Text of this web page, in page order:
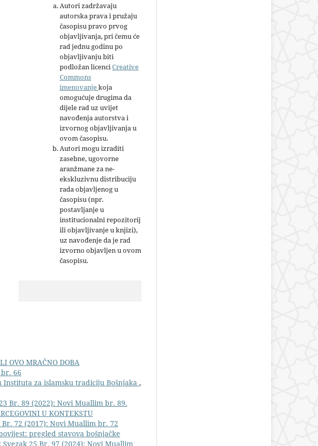
Autori zadržavaju
autorska prava i pružaju
časopisu pravo prvog
objavljivanja, pri čemu će
rad jednu godinu po
objavljivanju biti
podložan licenciCreative
Commons
imenovanjekoja
omogućuje drugima da
dijele rad uz uvijet
navođenja autorstva i
izvornog objavljivanja u
ovom časopisu.
Autori mogu izraditi
zasebne, ugovorne
aranžmane za ne-
ekskluzivnu distribuciju
rada objavljenog u
časopisu (npr.
postavljanje u
institucionalni repozitorij
ili objavljivanje u knjizi),
uz navođenje da je rad
izvorno objavljen u ovom
časopisu.
OVO MRAČNO DOBA
66
za islamsku tradiciju Bošnjaka ,
Br. 89 (2022): Novi Muallim br. 89.
U KONTEKSTU
72 (2017): Novi Muallim br. 72
pregled stavova bošnjačke
25 Br. 97 (2024): Novi Muallim